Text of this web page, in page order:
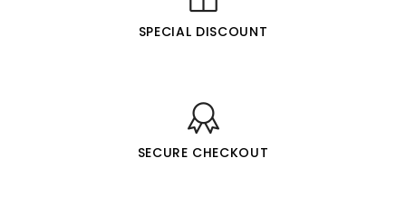
SPECIAL DISCOUNT
SECURE CHECKOUT